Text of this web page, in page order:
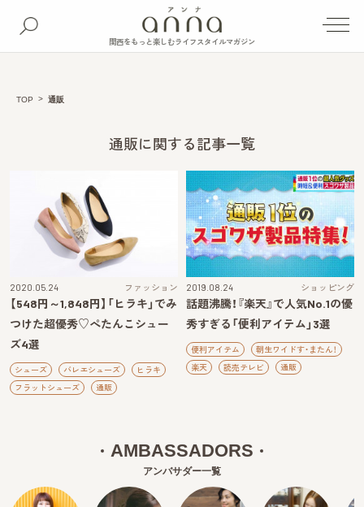
関西をもっと楽しむライフスタイルマガジン
TOP 通販
通販に関する記事一覧
2020.05.24 ファッション
【548円～1,848円】「ヒラキ」でみ
つけた超優秀♡ぺたんこシュー
ズ4選
シューズ バレエシューズ
ヒラキ
フラットシューズ
通販
2019.08.24 ショッピング
話題沸騰！『楽天』で人気No.1の優
秀すぎる「便利アイテム」3選
便利アイテム
朝生ワイドす・またん！
楽天
読売テレビ 通販
AMBASSADORS
アンバサダー一覧